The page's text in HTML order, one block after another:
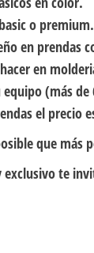
o premium.
en prendas
en
(más
el precio
que más
exclusivo te